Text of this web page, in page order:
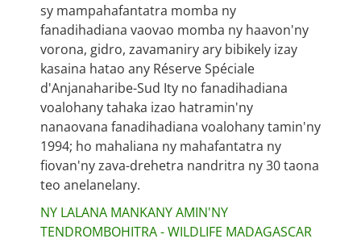
sy mampahafantatra momba ny
fanadihadiana vaovao momba ny haavon'ny
vorona, gidro, zavamaniry ary bibikely izay
kasaina hatao any Réserve Spéciale
d'Anjanaharibe-Sud Ity no fanadihadiana
voalohany tahaka izao hatramin'ny
nanaovana fanadihadiana voalohany tamin'ny
1994; ho mahaliana ny mahafantatra ny
fiovan'ny zava-drehetra nandritra ny 30 taona
teo anelanelany.
NY LALANA MANKANY AMIN'NY
TENDROMBOHITRA - WILDLIFE MADAGASCAR